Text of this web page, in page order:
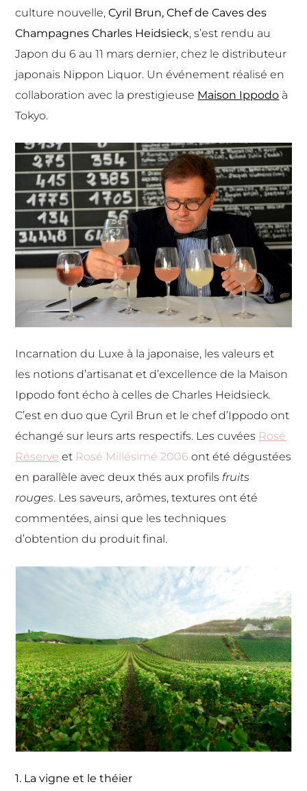
culture nouvelle,Cyril Brun, Chef de Caves des
Champagnes Charles Heidsieck, s’est rendu au
Japon du 6 au 11 mars dernier, chez le distributeur
japonais Nippon Liquor. Un événement réalisé en
collaboration avec la prestigieuse Maison Ippodo à
Tokyo.
Incarnation du Luxe à la japonaise, les valeurs et
les notions d’artisanat et d’excellence de la Maison
Ippodo font écho à celles de Charles Heidsieck.
C’est en duo que Cyril Brun et le chef d’Ippodo ont
échangé sur leurs arts respectifs. Les cuvées Rosé
Réserve et Rosé Millésimé 2006 ont été dégustées
en parallèle avec deux thés aux profils fruits
rouges. Les saveurs, arômes, textures ont été
commentées, ainsi que les techniques
d’obtention du produit final.
1. La vigne et le théier